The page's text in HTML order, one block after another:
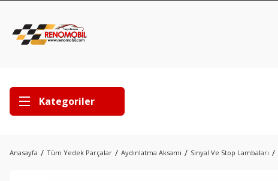
Kategoriler
Anasayfa Tüm Yedek Parçalar Aydınlatma Aksamı Sinyal Ve Stop Lambaları